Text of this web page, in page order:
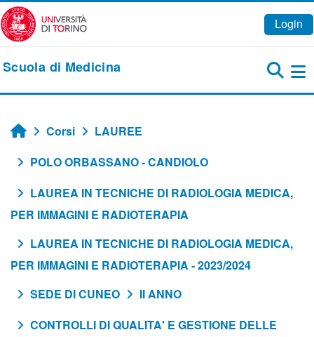
Vai al contenuto principale
Login
Scuola di Medicina
Home
Corsi
LAUREE
POLO ORBASSANO - CANDIOLO
LAUREA IN TECNICHE DI RADIOLOGIA MEDICA,
PER IMMAGINI E RADIOTERAPIA
LAUREA IN TECNICHE DI RADIOLOGIA MEDICA,
PER IMMAGINI E RADIOTERAPIA - 2023/2024
SEDE DI CUNEO
II ANNO
CONTROLLI DI QUALITA' E GESTIONE DELLE